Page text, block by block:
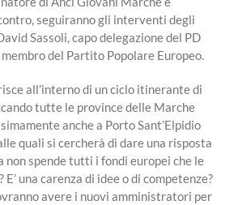
seguiranno gli interventi degli
Sassoli, capo delegazione del PD
del Partito Popolare Europeo.
all’interno di un ciclo itinerante di
tutte le province delle Marche
anche a Porto Sant’Elpidio
quali si cercherà di dare una risposta
non spende tutti i fondi europei che le
una carenza di idee o di competenze?
avere i nuovi amministratori per